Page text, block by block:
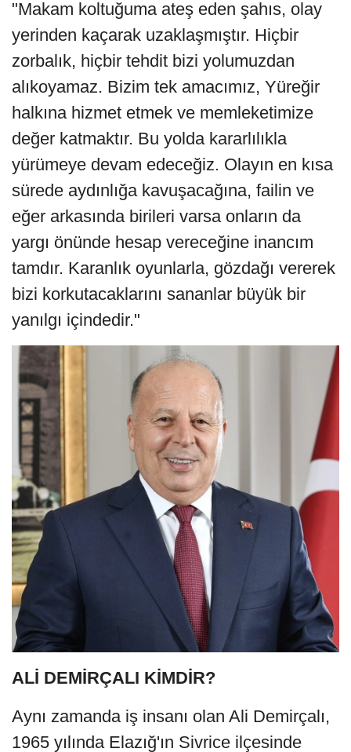
"Makam koltuğuma ateş eden şahıs, olay
yerinden kaçarak uzaklaşmıştır. Hiçbir
zorbalık, hiçbir tehdit bizi yolumuzdan
alıkoyamaz. Bizim tek amacımız, Yüreğir
halkına hizmet etmek ve memleketimize
değer katmaktır. Bu yolda kararlılıkla
yürümeye devam edeceğiz. Olayın en kısa
sürede aydınlığa kavuşacağına, failin ve
eğer arkasında birileri varsa onların da
yargı önünde hesap vereceğine inancım
tamdır. Karanlık oyunlarla, gözdağı vererek
bizi korkutacaklarını sananlar büyük bir
yanılgı içindedir."
ALİ DEMİRÇALI KİMDİR?
Aynı zamanda iş insanı olan Ali Demirçalı,
1965 yılında Elazığ'ın Sivrice ilçesinde